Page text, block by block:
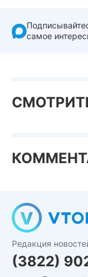
самое
Редакция
(3822)